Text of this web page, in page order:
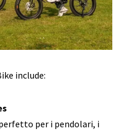
include:
per i pendolari, i